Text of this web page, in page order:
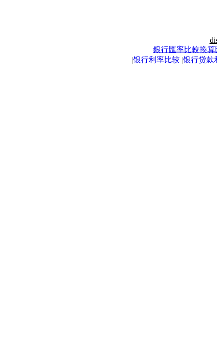
|
銀行匯率比較換算
|银行利率比较 |银行贷款